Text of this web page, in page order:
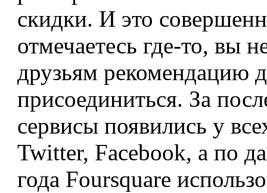
скидки. И это
отмечаетесь где-то, вы
друзьям рекомендацию
присоединиться. За
сервисы появились у
Twitter, Facebook, а по
года Foursquare